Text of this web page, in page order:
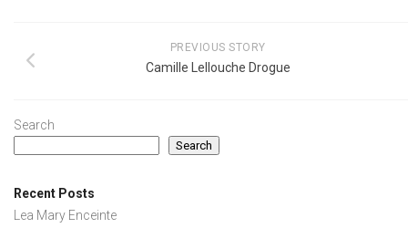
PREVIOUS STORY
Camille Lellouche Drogue
Search
Search
Recent Posts
Lea Mary Enceinte